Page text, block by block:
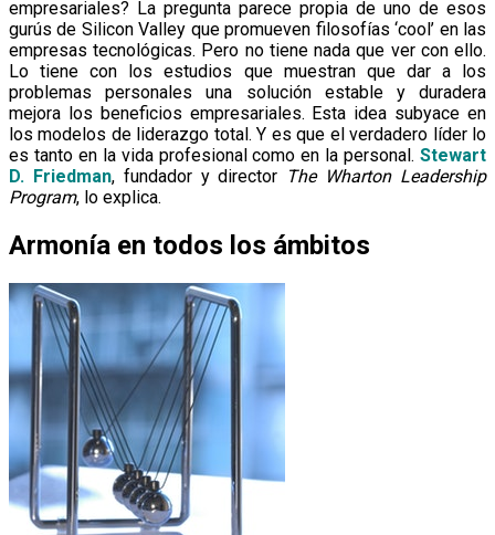
empresariales? La pregunta parece propia de uno de esos
gurús de Silicon Valley que promueven filosofías ‘cool’ en las
empresas tecnológicas. Pero no tiene nada que ver con ello.
Lo tiene con los estudios que muestran que dar a los
problemas personales una solución estable y duradera
mejora los beneficios empresariales. Esta idea subyace en
los modelos de liderazgo total. Y es que el verdadero líder lo
es tanto en la vida profesional como en la personal. Stewart
D. Friedman, fundador y director The Wharton Leadership
Program, lo explica.
Armonía en todos los ámbitos